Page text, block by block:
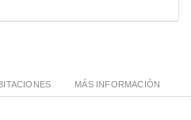
MÁS INFORMACIÓN